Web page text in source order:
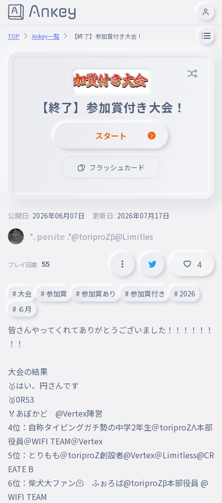
TOP Ankey一覧 【終了】参加賞付き大会！
【終了】参加賞付き大会！
スタート
フラッシュカード
*. 𝕡𝕠𝕟𝕚𝕥𝕖 .*@toriproZβ@Limitles
公開日: 2026年06月07日 更新日: 2026年07月17日
プレイ回数 55 4
# 大会 # 参加賞 # 参加賞あり # 参加賞付き
# 2026
# ６月
皆さんやってくれてありがとうございました！！！！！！
！！
大会の結果
🥇はい、円さんです
🥈0R53
🏅あぼかど　@Vertex陣営
4位：自称タイピングガチ勢の中学2年生＠toriproZΛ本部
役員＠WIFI TEAM＠Vertex
5位：とりもも＠toriproZ創設者@Vertex＠Limitless@CR
EATE B
6位：柴犬大ファン🫠　ふぉろば@toriproZβ本部役員 @
WIFI TEAM